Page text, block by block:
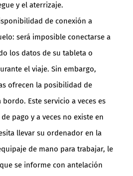
y el aterrizaje.
de conexión a
será imposible conectarse a
los datos de su tableta o
el viaje. Sin embargo,
ofrecen la posibilidad de
bordo. Este servicio a veces es
pago y a veces no existe en
llevar su ordenador en la
de mano para trabajar, le
se informe con antelación